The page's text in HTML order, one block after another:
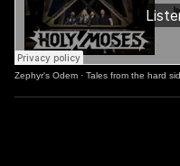
Zephyr's Odem · Tales from the hard